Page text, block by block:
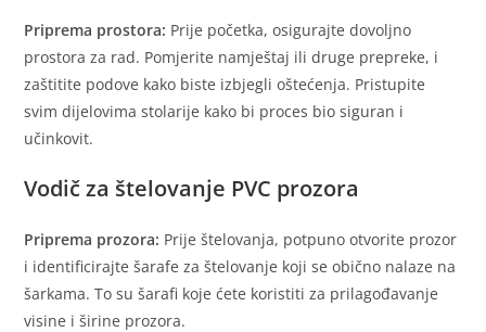
Priprema prostora: Prije početka, osigurajte dovoljno
prostora za rad. Pomjerite namještaj ili druge prepreke, i
zaštitite podove kako biste izbjegli oštećenja. Pristupite
svim dijelovima stolarije kako bi proces bio siguran i
učinkovit.
Vodič za štelovanje PVC prozora
Priprema prozora: Prije štelovanja, potpuno otvorite prozor
i identificirajte šarafe za štelovanje koji se obično nalaze na
šarkama. To su šarafi koje ćete koristiti za prilagođavanje
visine i širine prozora.